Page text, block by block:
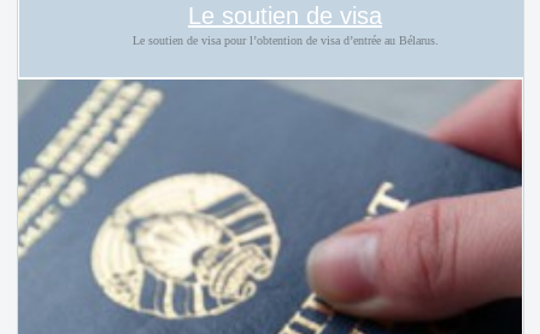
Le soutien de visa
Le soutien de visa pour l’obtention de visa d’entrée au Bélarus.